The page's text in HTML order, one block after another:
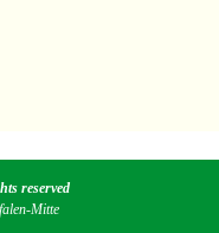
reserved
Mitte